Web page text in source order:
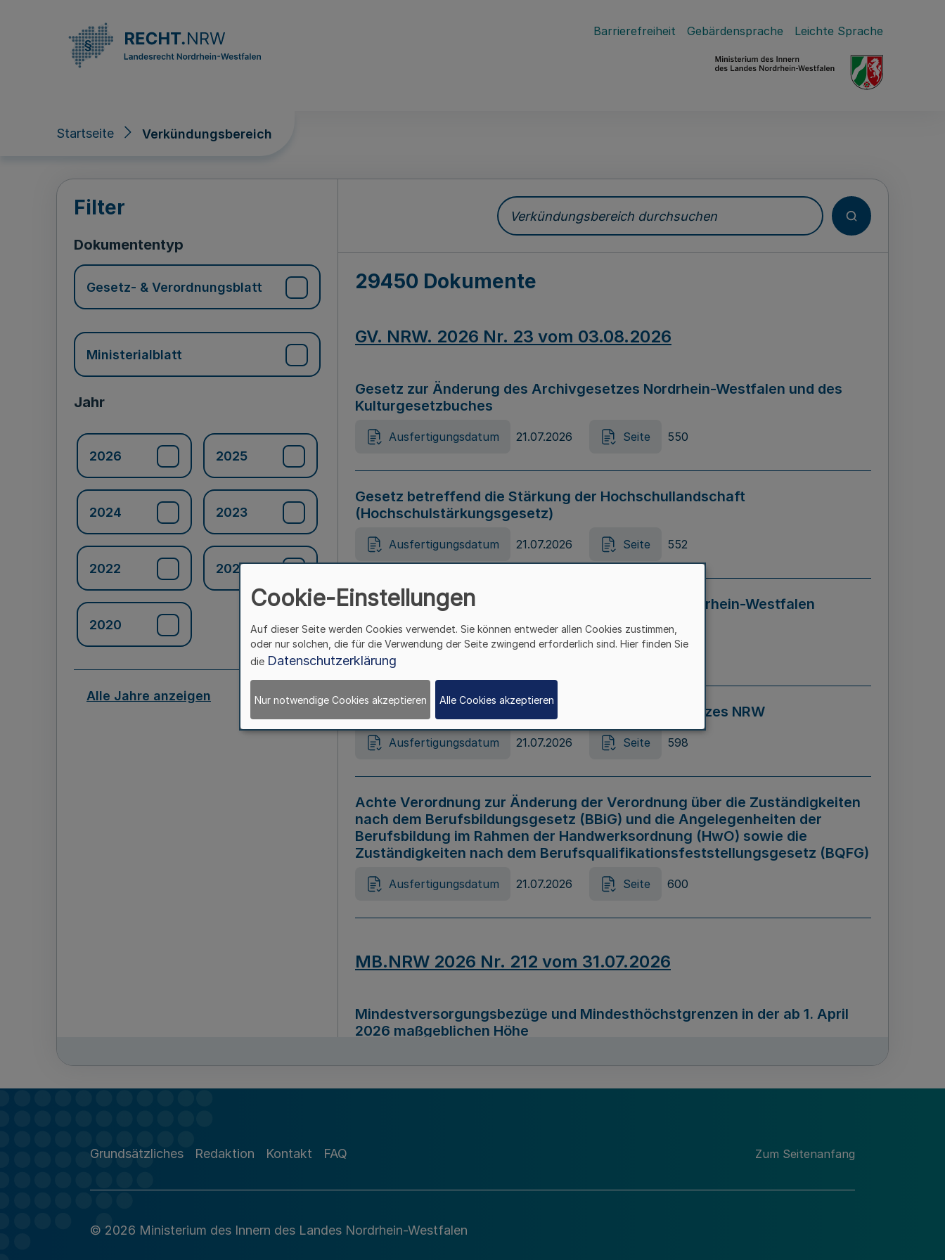
Barrierefreiheit Gebärdensprache Leichte Sprache
Startseite Verkündungsbereich
Verkündungsbereich
Filter
Dokumententyp
Gesetz- & Verordnungsblatt
Ministerialblatt
Jahr
2026 2025
2024 2023
2022 2021
2020
Alle Jahre anzeigen
Verkündungsbereich durchsuchen
29450 Dokumente
GV. NRW. 2026 Nr. 23 vom 03.08.2026
Gesetz zur Änderung des Archivgesetzes Nordrhein-Westfalen und des
Kulturgesetzbuches
Ausfertigungsdatum 21.07.2026 Seite 550
Gesetz betreffend die Stärkung der Hochschullandschaft
(Hochschulstärkungsgesetz)
Ausfertigungsdatum 21.07.2026 Seite 552
Gesetz zur Vermeidung von Diskriminierung in Nordrhein-Westfalen
(Landesantidiskriminierungsgesetz – LADG NRW)
Ausfertigungsdatum 21.07.2026 Seite 595
Gesetz zur Änderung des Online-Casinospiel Gesetzes NRW
Ausfertigungsdatum 21.07.2026 Seite 598
Achte Verordnung zur Änderung der Verordnung über die Zuständigkeiten
nach dem Berufsbildungsgesetz (BBiG) und die Angelegenheiten der
Berufsbildung im Rahmen der Handwerksordnung (HwO) sowie die
Zuständigkeiten nach dem Berufsqualifikationsfeststellungsgesetz (BQFG)
Ausfertigungsdatum 21.07.2026 Seite 600
MB.NRW 2026 Nr. 212 vom 31.07.2026
Mindestversorgungsbezüge und Mindesthöchstgrenzen in der ab 1. April
2026 maßgeblichen Höhe
Richtlinie zur Durchführung des Förderprogramms „Mittelstand Innovativ &
Grundsätzliches Redaktion Kontakt FAQ Zum Seitenanfang
© 2026 Ministerium des Innern des Landes Nordrhein-Westfalen
Cookie-Einstellungen
Auf dieser Seite werden Cookies verwendet. Sie können entweder allen Cookies zustimmen,
oder nur solchen, die für die Verwendung der Seite zwingend erforderlich sind. Hier finden Sie
die Datenschutzerklärung
Nur notwendige Cookies akzeptieren Alle Cookies akzeptieren